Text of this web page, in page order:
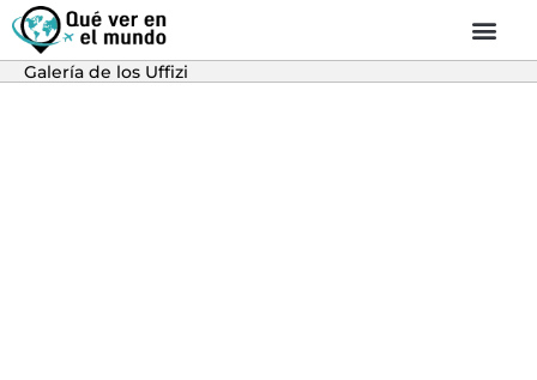
Galería de los Uffizi